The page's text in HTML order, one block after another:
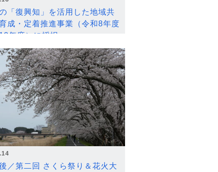
「復興知」を活用した地域共
成・定着推進事業（令和8年度
年度）に採択
／第二回 さくら祭り＆花火大